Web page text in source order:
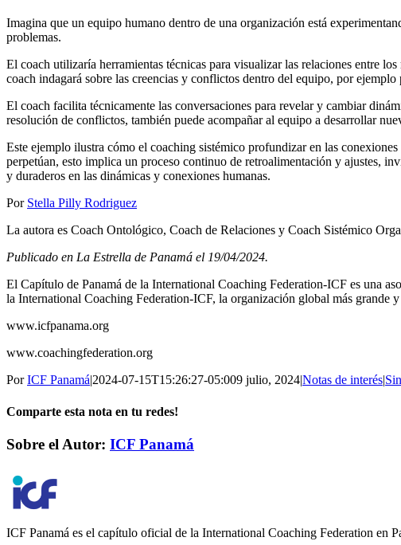
Imagina que un equipo humano dentro de una organización está
problemas.
El coach utilizaría herramientas técnicas para visualizar las relaciones entre
coach indagará sobre las creencias y conflictos dentro del equipo, por
El coach facilita técnicamente las conversaciones para revelar y cambiar
resolución de conflictos, también puede acompañar al equipo a desarrollar
Este ejemplo ilustra cómo el coaching sistémico profundizar en las
perpetúan, esto implica un proceso continuo de retroalimentación y ajustes,
y duraderos en las dinámicas y conexiones humanas.
Por Stella Pilly Rodriguez
La autora es Coach Ontológico, Coach de Relaciones y Coach Sistémico
Publicado en La Estrella de Panamá el 19/04/2024.
El Capítulo de Panamá de la International Coaching Federation-ICF es una
la International Coaching Federation-ICF, la organización global más grande
www.icfpanama.org
www.coachingfederation.org
PorICF Panamá2024-07-15T15:26:27-05:009 julio, 2024Notas de interés
Comparte esta nota en tu redes!
Facebook
Twitter
LinkedIn
WhatsApp
Correo
Sobre el Autor: ICF Panamá
ICF Panamá es el capítulo oficial de la International Coaching Federation en